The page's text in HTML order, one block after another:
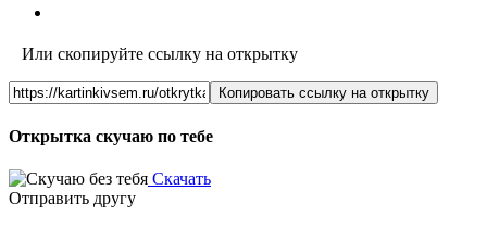
Или скопируйте ссылку на открытку
Копировать ссылку на открытку
Открытка скучаю по тебе
Скачать
Отправить другу